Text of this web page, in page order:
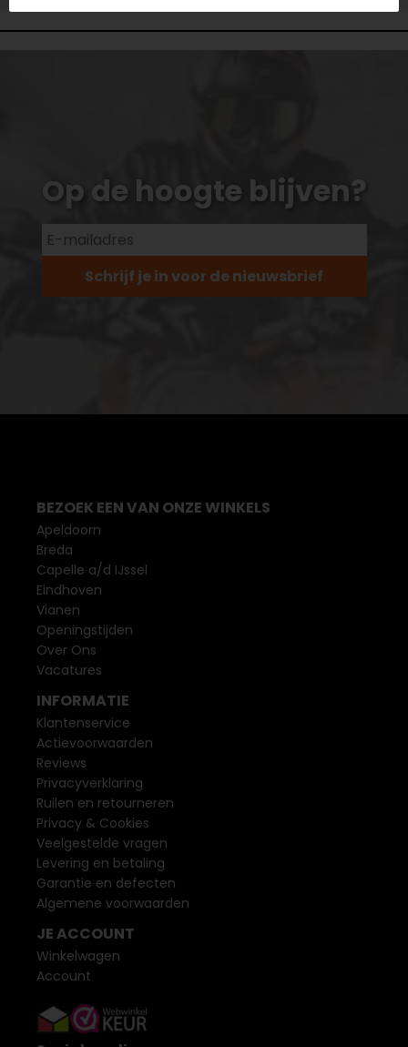
Op de hoogte blijven?
Schrijf je in voor de nieuwsbrief
BEZOEK EEN VAN ONZE WINKELS
Apeldoorn
Breda
Capelle a/d IJssel
Eindhoven
Vianen
Openingstijden
Over Ons
Vacatures
INFORMATIE
Klantenservice
Actievoorwaarden
Reviews
Privacyverklaring
Ruilen en retourneren
Privacy & Cookies
Veelgestelde vragen
Levering en betaling
Garantie en defecten
Algemene voorwaarden
JE ACCOUNT
Winkelwagen
Account